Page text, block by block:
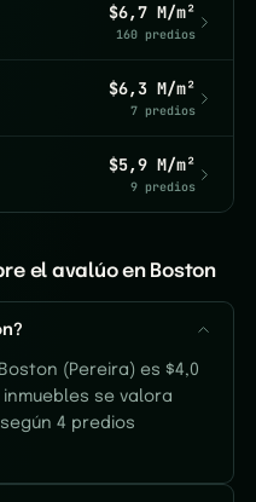
$6,7 M/m²
160 predios
$6,3 M/m²
7 predios
$5,9 M/m²
9 predios
el avalúo en Boston
(Pereira) es $4,0
inmuebles se valora
4 predios